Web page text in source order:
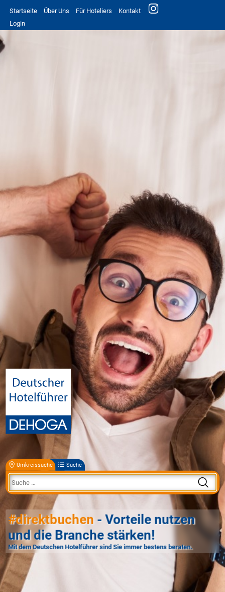
Startseite Über Uns Für Hoteliers
Kontakt
Login
Umkreissuche Suche
#direktbuchen - Vorteile nutzen
und die Branche stärken!
Mit dem Deutschen Hotelführer sind Sie immer bestens beraten.